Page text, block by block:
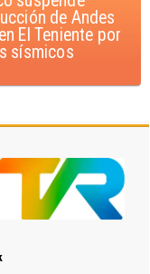
de Andes
El Teniente por
sísmicos